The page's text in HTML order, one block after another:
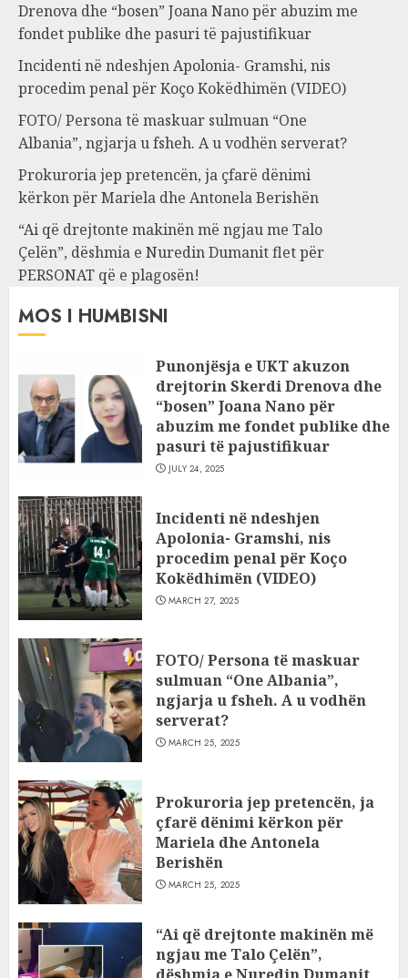
Drenova dhe “bosen” Joana Nano për abuzim me
fondet publike dhe pasuri të pajustifikuar
Incidenti në ndeshjen Apolonia- Gramshi, nis
procedim penal për Koço Kokëdhimën (VIDEO)
FOTO/ Persona të maskuar sulmuan “One
Albania”, ngjarja u fsheh. A u vodhën serverat?
Prokuroria jep pretencën, ja çfarë dënimi
kërkon për Mariela dhe Antonela Berishën
“Ai që drejtonte makinën më ngjau me Talo
Çelën”, dëshmia e Nuredin Dumanit flet për
PERSONAT që e plagosën!
MOS I HUMBISNI
Punonjësja e UKT akuzon
drejtorin Skerdi Drenova dhe
“bosen” Joana Nano për
abuzim me fondet publike dhe
pasuri të pajustifikuar
JULY 24, 2025
Incidenti në ndeshjen
Apolonia- Gramshi, nis
procedim penal për Koço
Kokëdhimën (VIDEO)
MARCH 27, 2025
FOTO/ Persona të maskuar
sulmuan “One Albania”,
ngjarja u fsheh. A u vodhën
serverat?
MARCH 25, 2025
Prokuroria jep pretencën, ja
çfarë dënimi kërkon për
Mariela dhe Antonela
Berishën
MARCH 25, 2025
“Ai që drejtonte makinën më
ngjau me Talo Çelën”,